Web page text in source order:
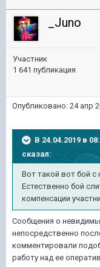
_Juno
Участник
1 641 публикация
Опубликовано: 24 апр
В 24.04.2019 в
сказал:
Вот такой вот бой с
Естественно бой
компенсации
Сообщения о
непосредственно
комментировали
работу над ее